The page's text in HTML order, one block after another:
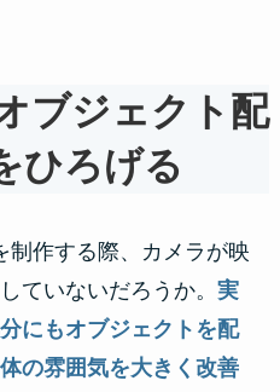
ブジェクト配
ひろげる
制作する際、カメラが映
ていないだろうか。 実
にもオブジェクトを配
の雰囲気を大きく改善